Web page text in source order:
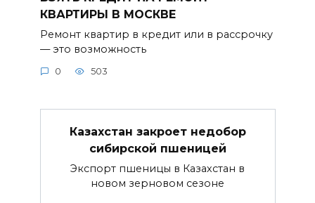
КВАРТИРЫ В МОСКВЕ
Ремонт квартир в кредит или в рассрочку
— это возможность
0 503
Казахстан закроет недобор
сибирской пшеницей
Экспорт пшеницы в Казахстан в
новом зерновом сезоне